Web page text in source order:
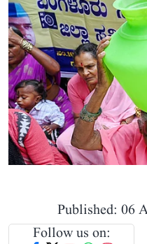
Published: 06
Follow us on: